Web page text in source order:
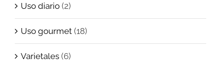
Uso diario (2)
Uso gourmet (18)
Varietales (6)